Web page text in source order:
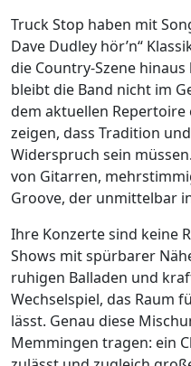
Truck Stop haben mit
Dave Dudley hör’n“
die Country-Szene
bleibt die Band nicht im
dem aktuellen
zeigen, dass Tradition
Widerspruch sein
von Gitarren,
Groove, der unmittelbar
Ihre Konzerte sind keine
Shows mit spürbarer
ruhigen Balladen und
Wechselspiel, das Raum
lässt. Genau diese
Memmingen tragen: ein